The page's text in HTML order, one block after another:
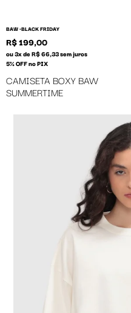
BAW •BLACK FRIDAY
R$ 199,00
ou 3x de R$ 66,33 sem juros
5% OFF no PIX
CAMISETA BOXY BAW
SUMMERTIME